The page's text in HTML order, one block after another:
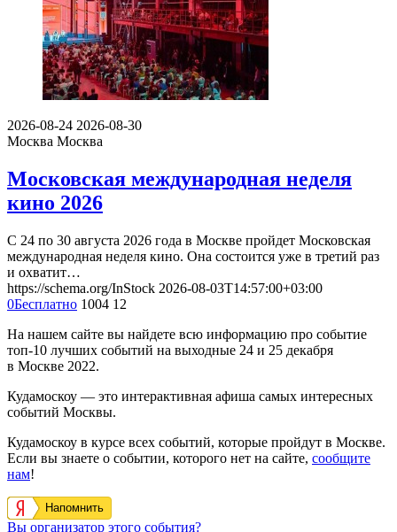
2026-08-24 2026-08-30
Москва Москва
Московская международная неделя
кино 2026
С 24 по 30 августа 2026 года в Москве пройдет Московская
международная неделя кино. Она состоится уже в третий раз
и охватит…
https://schema.org/InStock 2026-08-03T14:57:00+03:00
0Бесплатно 1004 12
На нашем сайте вы найдете всю информацию про событие
топ-10 лучших событий на выходные 24 и 25 декабря
в Москве 2022.
Кудамоскоу — это интерактивная афиша самых интересных
событий Москвы.
Кудамоскоу в курсе всех событий, которые пройдут в Москве.
Если вы знаете о событии, которого нет на сайте, сообщите
нам!
Напомнить
Вы организатор этого события?